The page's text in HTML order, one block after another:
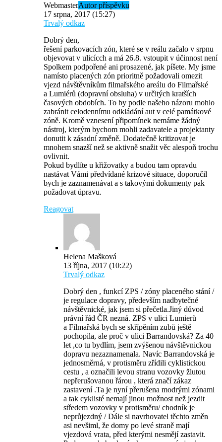
WebmasterAutor příspěvku
17 srpna, 2017 (15:27)
Trvalý odkaz
Dobrý den,
řešení parkovacích zón, které se v reálu začalo v srpnu
objevovat v ulicícch a má 26.8. vstoupit v účinnost není
Spolkem podpořené ani prosazené, jak píšete. My jsme
namísto placených zón prioritně požadovali omezit
vjezd návštěvníkům filmařského areálu do Filmařské
a Lumiérů (dopravní obsluha) v určitých kratších
časových obdobích. To by podle našeho názoru mohlo
zabránit celodennímu odkládání aut v celé památkové
zóně. Kromě vznesení připomínek nemáme žádný
nástroj, kterým bychom mohli zadavatele a projektanty
donutit k zásadní změně. Dodatečně kritizovat je
mnohem snazší než se aktivně snažit věc alespoň trochu
ovlivnit.
Pokud bydlíte u křižovatky a budou tam opravdu
nastávat Vámi předvídané krizové situace, doporučil
bych je zaznamenávat a s takovými dokumenty pak
požadovat úpravu.
Reagovat
Helena Mašková
13 října, 2017 (10:22)
Trvalý odkaz
Dobrý den , funkcí ZPS / zóny placeného stání /
je regulace dopravy, především nadbytečné
návštěvnické, jak jsem si přečetla.Jiný důvod
právní řád ČR nezná. ZPS v ulici Lumierů
a Filmařská bych se skřípěním zubů ještě
pochopila, ale proč v ulici Barrandovská? Za 40
let ,co tu bydlím, jsem zvýšenou návštěvnickou
dopravu nezaznamenala. Navíc Barrandovská je
jednosměrná, v protisměru zřídili cyklistickou
cestu , a označili levou stranu vozovky žlutou
nepřerušovanou řárou , která značí zákaz
zastavení .Ta je nyní přerušena modrými zónami
a tak cyklisté nemají jinou možnost než jezdit
středem vozovky v protisměru/ chodník je
neprůjezdný / Dále si navrhovatel těchto změn
asi nevšiml, že domy po levé straně mají
vjezdová vrata, před kterými nesmějí zastavit.